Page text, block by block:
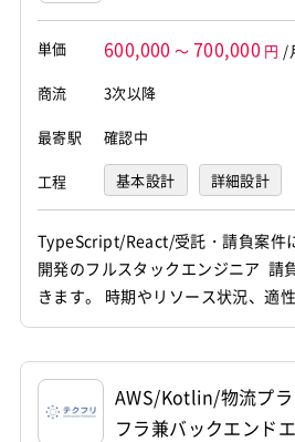
ジニア
単価 600,000 ～ 700,000 円 /
商流
3次以降
最寄駅 確認中
工程 基本設計 詳細設計
TypeScript/React/受託・請負案件
開発のフルスタックエンジニア 請
きます。 時期やリソース状況、適
の中から参画先が決定いたします
までに選定予定です） [関連ワード]
エンジニア、プログラマー、業務
AWS/Kotlin/物流プ
フラ兼バックエンド